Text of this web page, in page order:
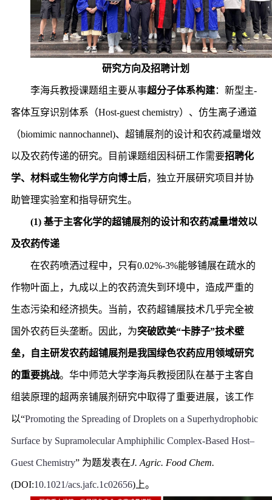
研究方向及招聘计划
李海兵教授课题组主要从事超分子体系构建：新型主-
客体互穿识别体系（Host-guest chemistry）、仿生离子通道
（biomimic nannochannel)、超铺展剂的设计和农药减量增效
以及农药传递的研究。目前课题组因科研工作需要招聘化
学、 材料或生物化学方向博士后，独立开展研究项目并协
助管理实验室和指导研究生。
(1) 基于主客化学的超铺展剂的设计和农药减量增效以
及农药传递
在农药喷洒过程中，只有0.02%-3%能够铺展在疏水的
作物叶面上，九成以上的农药流失到环境中，造成严重的
生态污染和经济损失。当前，农药超铺展技术几乎完全被
国外农药巨头垄断。因此，为突破欧美“卡脖子”技术壁
垒，自主研发农药超铺展剂是我国绿色农药应用领域研究
的重要挑战。华中师范大学李海兵教授团队在基于主客自
组装原理的超两亲铺展剂研究中取得了重要进展，该工作
以“Promoting the Spreading of Droplets on a Superhydrophobic
Surface by Supramolecular Amphiphilic Complex-Based Host–
Guest Chemistry” 为题发表在J. Agric. Food Chem.
(DOI:10.1021/acs.jafc.1c02656)上。